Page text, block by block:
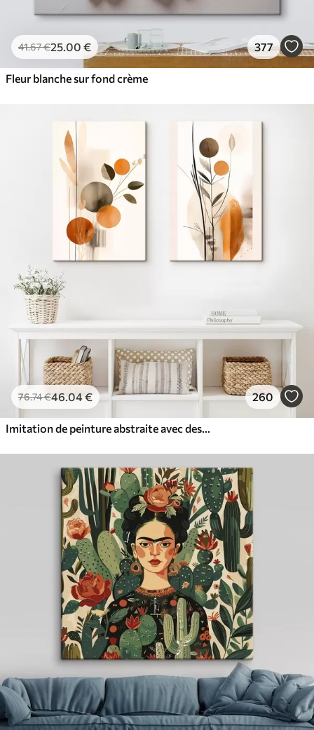
41.67€25.00 € 377
Fleur blanche sur fond crème
76.74€46.04€ 260
Imitation de peinture abstraite avec des cercles orange et gris, des feuilles et des branches, style moderne, effet aquarelle